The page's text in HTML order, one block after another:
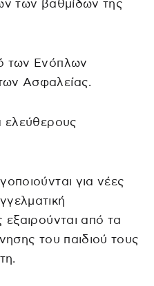
των βαθμίδων της
των Ενόπλων
Ασφαλείας.
ελεύθερους
για νέες
εξαιρούνται από τα
του παιδιού τους